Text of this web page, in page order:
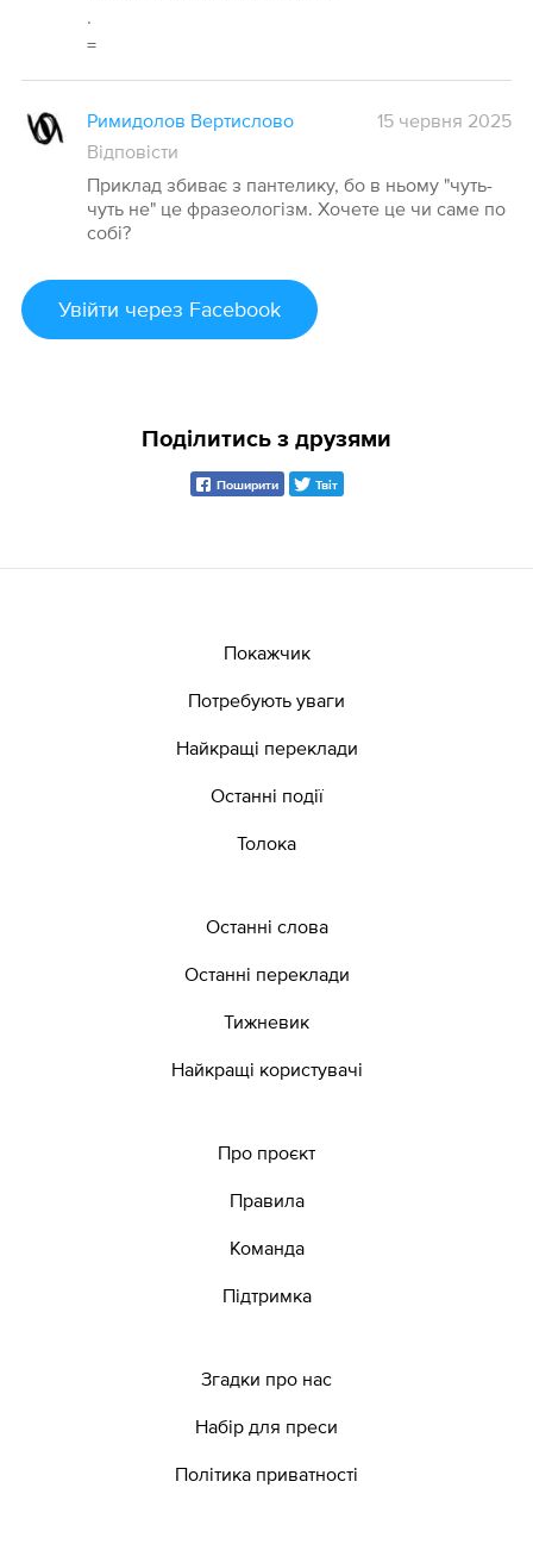
·
=
Римидолов Вертислово
15 червня 2025
Відповісти
Приклад збиває з пантелику, бо в ньому "чуть-
чуть не" це фразеологізм. Хочете це чи саме по
собі?
Увійти через Facebook
Поділитись з друзями
Поширити Твіт
Покажчик
Потребують уваги
Найкращі переклади
Останні події
Толока
Останні слова
Останні переклади
Тижневик
Найкращі користувачі
Про проєкт
Правила
Команда
Підтримка
Згадки про нас
Набір для преси
Політика приватності